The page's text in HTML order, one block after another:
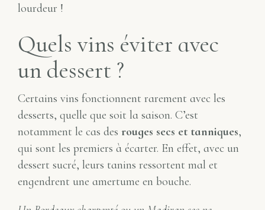
lourdeur !
Quels vins éviter avec
un dessert ?
Certains vins fonctionnent rarement avec les
desserts, quelle que soit la saison. C’est
notamment le cas des rouges secs et tanniques,
qui sont les premiers à écarter. En effet, avec un
dessert sucré, leurs tanins ressortent mal et
engendrent une amertume en bouche.